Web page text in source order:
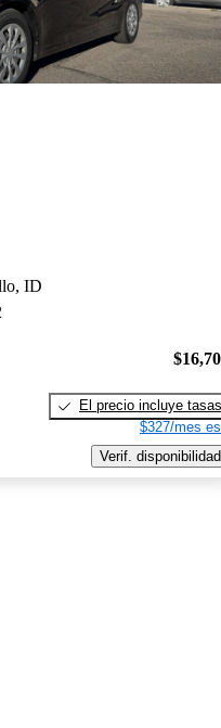
ID
El precio incluye tasas
$327/mes
Verif. disponibilidad